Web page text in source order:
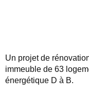
Un projet de
immeuble de 63
énergétique D à B.